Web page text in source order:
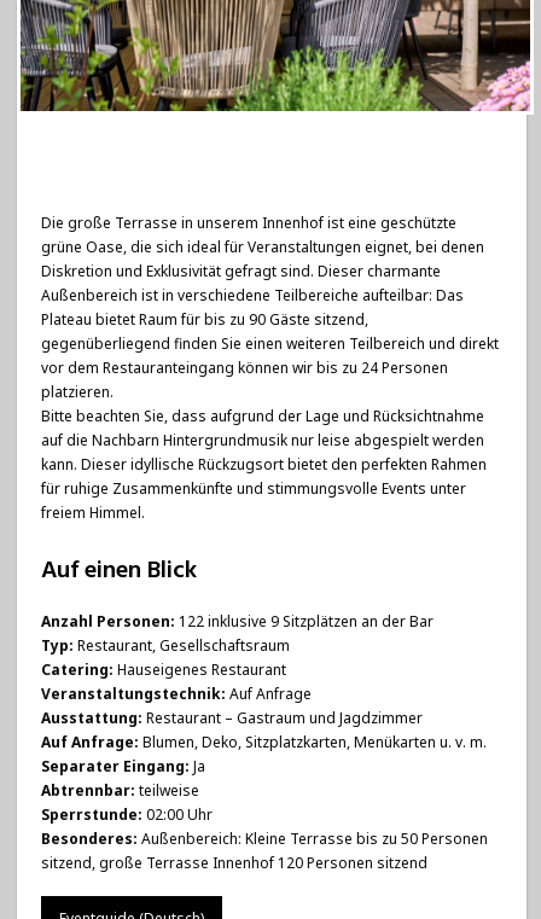
Die große Terrasse in unserem Innenhof ist eine geschützte
grüne Oase, die sich ideal für Veranstaltungen eignet, bei denen
Diskretion und Exklusivität gefragt sind. Dieser charmante
Außenbereich ist in verschiedene Teilbereiche aufteilbar: Das
Plateau bietet Raum für bis zu 90 Gäste sitzend,
gegenüberliegend finden Sie einen weiteren Teilbereich und direkt
vor dem Restauranteingang können wir bis zu 24 Personen
platzieren.
Bitte beachten Sie, dass aufgrund der Lage und Rücksichtnahme
auf die Nachbarn Hintergrundmusik nur leise abgespielt werden
kann. Dieser idyllische Rückzugsort bietet den perfekten Rahmen
für ruhige Zusammenkünfte und stimmungsvolle Events unter
freiem Himmel.
Auf einen Blick
Anzahl Personen: 122 inklusive 9 Sitzplätzen an der Bar
Typ: Restaurant, Gesellschaftsraum
Catering: Hauseigenes Restaurant
Veranstaltungstechnik: Auf Anfrage
Ausstattung: Restaurant – Gastraum und Jagdzimmer
Auf Anfrage: Blumen, Deko, Sitzplatzkarten, Menükarten u. v. m.
Separater Eingang: Ja
Abtrennbar: teilweise
Sperrstunde: 02:00 Uhr
Besonderes: Außenbereich: Kleine Terrasse bis zu 50 Personen
sitzend, große Terrasse Innenhof 120 Personen sitzend